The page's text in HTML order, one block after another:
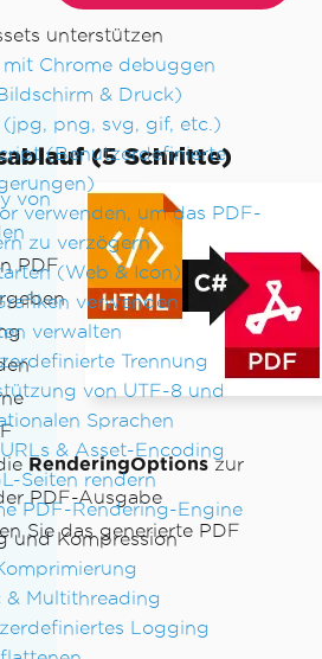
unterstützen
mit Chrome debuggen
& Druck)
(jpg, png, svg, gif, etc.)
(Benutzerdefinierte
verwenden, um das PDF-
zu verzögern
(Web & Icon)
verwenden
verwalten
Trennung
von UTF-8 und
Sprachen
& Asset-Encoding
Seiten rendern
PDF-Rendering-Engine
und Kompression
& Multithreading
Logging
(5 Schritte)
von
PDF
RenderingOptionszur
PDF-Ausgabe
Sie das generierte PDF